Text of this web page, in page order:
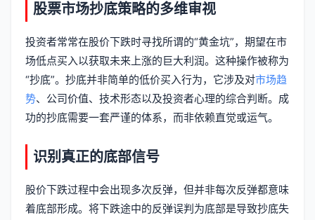
股票市场抄底策略的多维审视
投资者常常在股价下跌时寻找所谓的“黄金坑”，期望在市
场低点买入以获取未来上涨的巨大利润。这种操作被称为
“抄底”。抄底并非简单的低价买入行为，它涉及对市场趋
势、公司价值、技术形态以及投资者心理的综合判断。成
功的抄底需要一套严谨的体系，而非依赖直觉或运气。
识别真正的底部信号
股价下跌过程中会出现多次反弹，但并非每次反弹都意味
着底部形成。将下跌途中的反弹误判为底部是导致抄底失